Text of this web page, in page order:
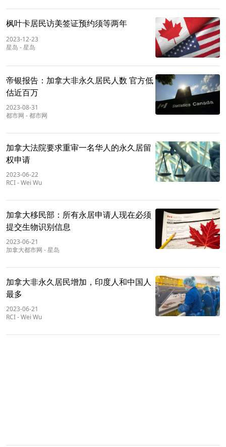
枫叶卡居民访美签证预约须等两年
2023-12-23
星岛 -星岛
帝银报告：加拿大非永久居民人数 官方低
估近百万
2023-08-31
都市网 -都市网
加拿大法院要求重审一名华人的永久居留
权申请
2023-06-22
RCI-Wei Wu
加拿大移民部：所有永居申请人现在必须
提交生物识别信息
2023-06-21
加拿大都市网 -星岛
加拿大非永久居民增加，印度人和中国人
最多
2023-06-21
RCI-Wei Wu